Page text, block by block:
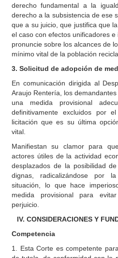
derecho fundamental a la
derecho a la subsistencia de ese
que a su juicio, que justifica que
el caso con efectos unificadores
pronuncie sobre los alcances de
mínimo vital de la población
3. Solicitud de adopción de
En comunicación dirigida al
Araujo Rentería, los
una medida provisional
definitivamente excluidos por
licitación que es su última
vital.
Manifiestan su clamor para
actores útiles de la actividad
desplazados de la posibilidad
dignas, radicalizándose por
situación, lo que hace
medida provisional para
perjuicio.
IV. CONSIDERACIONES Y
Competencia
1. Esta Corte es competente